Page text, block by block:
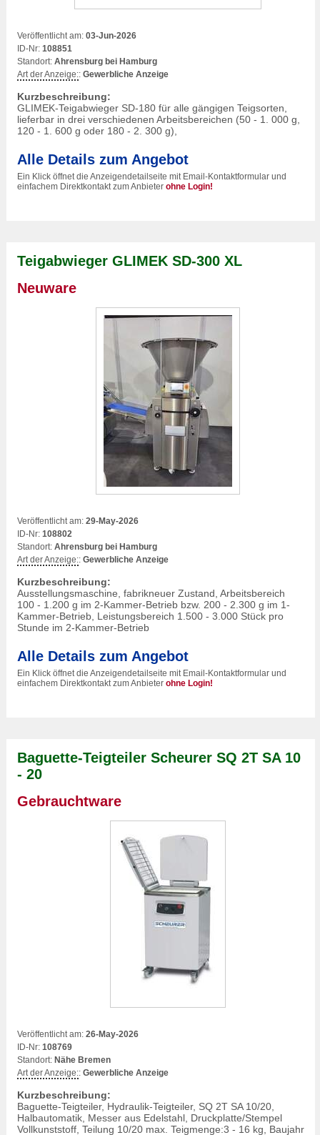
Veröffentlicht am: 03-Jun-2026
ID-Nr: 108851
Standort: Ahrensburg bei Hamburg
Art der Anzeige:: Gewerbliche Anzeige
Kurzbeschreibung:
GLIMEK-Teigabwieger SD-180 für alle gängigen Teigsorten,
lieferbar in drei verschiedenen Arbeitsbereichen (50 - 1. 000 g,
120 - 1. 600 g oder 180 - 2. 300 g),
Alle Details zum Angebot
Ein Klick öffnet die Anzeigendetailseite mit Email-Kontaktformular und
einfachem Direktkontakt zum Anbieter ohne Login!
Teigabwieger GLIMEK SD-300 XL
Neuware
Veröffentlicht am: 29-May-2026
ID-Nr: 108802
Standort: Ahrensburg bei Hamburg
Art der Anzeige:: Gewerbliche Anzeige
Kurzbeschreibung:
Ausstellungsmaschine, fabrikneuer Zustand, Arbeitsbereich
100 - 1.200 g im 2-Kammer-Betrieb bzw. 200 - 2.300 g im 1-
Kammer-Betrieb, Leistungsbereich 1.500 - 3.000 Stück pro
Stunde im 2-Kammer-Betrieb
Alle Details zum Angebot
Ein Klick öffnet die Anzeigendetailseite mit Email-Kontaktformular und
einfachem Direktkontakt zum Anbieter ohne Login!
Baguette-Teigteiler Scheurer SQ 2T SA 10
- 20
Gebrauchtware
Veröffentlicht am: 26-May-2026
ID-Nr: 108769
Standort: Nähe Bremen
Art der Anzeige:: Gewerbliche Anzeige
Kurzbeschreibung:
Baguette-Teigteiler, Hydraulik-Teigteiler, SQ 2T SA 10/20,
Halbautomatik, Messer aus Edelstahl, Druckplatte/Stempel
Vollkunststoff, Teilung 10/20 max. Teigmenge:3 - 16 kg, Baujahr